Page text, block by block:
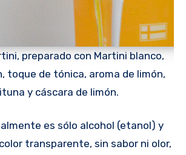
preparado con Martini blanco,
toque de tónica, aroma de limón,
y cáscara de limón.
es sólo alcohol (etanol) y
transparente, sin sabor ni olor,